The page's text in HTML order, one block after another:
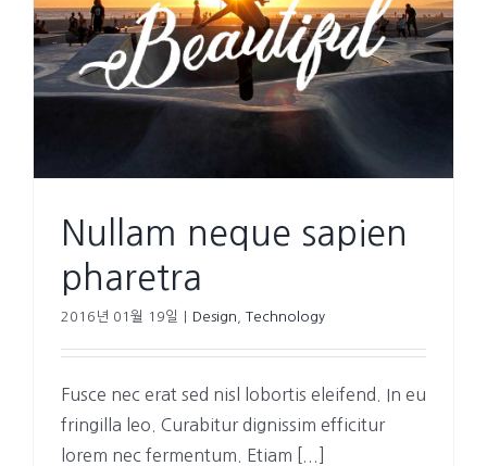
Nullam neque sapien
pharetra
2016년 01월 19일 Design Technology
Fusce nec erat sed nisl lobortis eleifend. In eu
fringilla leo. Curabitur dignissim efficitur
lorem nec fermentum. Etiam [...]